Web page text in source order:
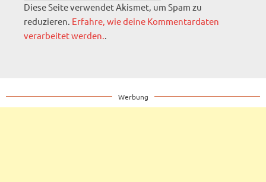
Diese Seite verwendet Akismet, um Spam zu
reduzieren. Erfahre, wie deine Kommentardaten
verarbeitet werden.
Werbung